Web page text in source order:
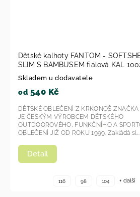
kalhoty FANTOM - SOFTSHELL
S BAMBUSEM fialová KAL 1002 2023
u dodavatele
540 Kč
OBLEČENÍ Z KRKONOŠ ZNAČKA FANTOM
VÝROBCEM DĚTSKÉHO
FUNKČNÍHO A SPORTOVNÍHO
JIŽ OD ROKU 1999. Zakládá si...
98 104 + další